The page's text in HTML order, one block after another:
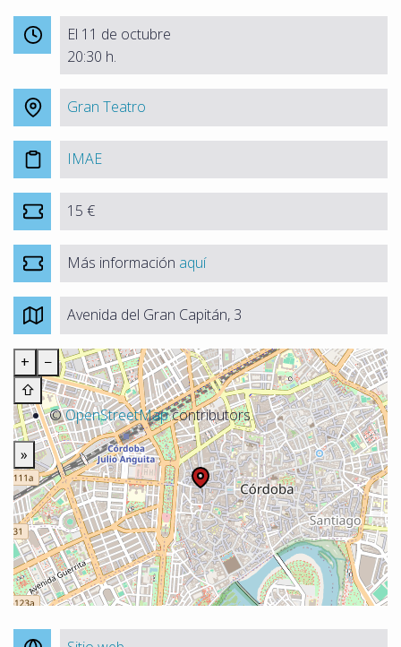
El 11 de octubre
20:30 h.
Gran Teatro
IMAE
15 €
Más información aquí
Avenida del Gran Capitán, 3
+
−
⇧
©OpenStreetMapcontributors.
»